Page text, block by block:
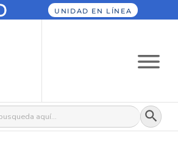
UNIDAD EN LÍNEA
Botón